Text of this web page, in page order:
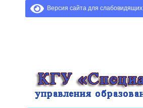
Версия сайта для слабовидящих